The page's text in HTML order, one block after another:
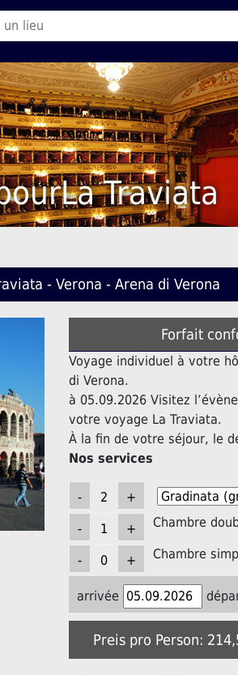
Traviata
- Verona - Arena di Verona
Forfait
Voyage individuel à votre
di Verona.
à 05.09.2026 Visitez
votre voyage La Traviata.
À la fin de votre séjour, le
Nos services
Chambre
Chambre
arrivée
Preis pro Person: